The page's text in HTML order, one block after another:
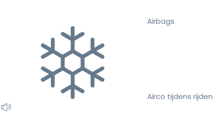
Airbags
Airco tijdens rijden